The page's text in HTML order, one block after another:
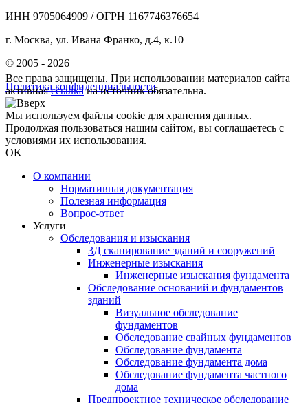
ИНН 9705064909 / ОГРН 1167746376654
г. Москва, ул. Ивана Франко, д.4, к.10
© 2005 - 2026
Политика конфиденциальности
Все права защищены. При использовании материалов сайта
активнаяссылкана источник обязательна.
Мы используем файлы cookie для хранения данных.
Продолжая пользоваться нашим сайтом, вы соглашаетесь с
условиями их использования.
OK
О компании
Нормативная документация
Полезная информация
Вопрос-ответ
Услуги
Обследования и изыскания
3Д сканирование зданий и сооружений
Инженерные изыскания
Инженерные изыскания фундамента
Обследование оснований и фундаментов
зданий
Визуальное обследование
фундаментов
Обследование свайных фундаментов
Обследование фундамента
Обследование фундамента дома
Обследование фундамента частного
дома
Предпроектное техническое обследование